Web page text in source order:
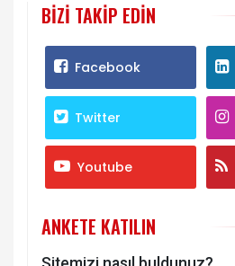
BIZI TAKIP EDIN
Facebook
Twitter
Youtube
ANKETE KATILIN